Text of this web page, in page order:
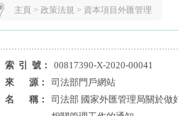
主頁 > 政策法規 > 資本項目外匯管理
索 引 號： 00817390-X-2020-00041
來 源：
司法部門戶網站
名 稱：
司法部 國家外匯管理局關於做